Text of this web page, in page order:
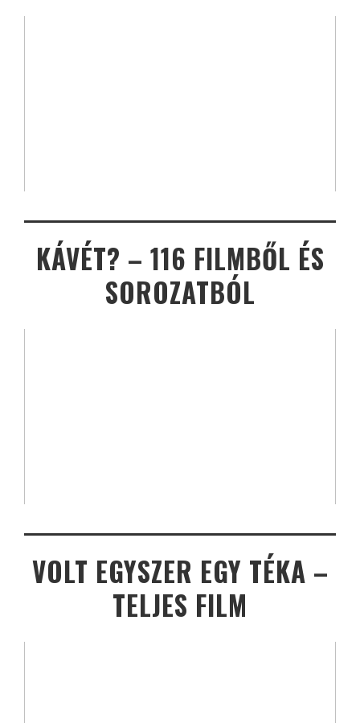
KÁVÉT? – 116 FILMBŐL ÉS
SOROZATBÓL
VOLT EGYSZER EGY TÉKA –
TELJES FILM